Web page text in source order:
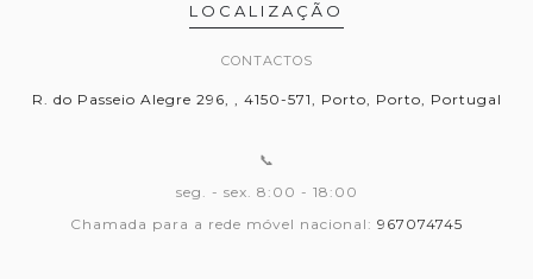
LOCALIZAÇÃO
CONTACTOS
R. do Passeio Alegre 296, , 4150-571, Porto, Porto, Portugal
📞
seg. - sex. 8:00 - 18:00
Chamada para a rede móvel nacional: 967074745